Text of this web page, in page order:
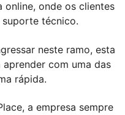
online, onde os clientes
técnico.
neste ramo, esta
com uma das
rápida.
a empresa sempre